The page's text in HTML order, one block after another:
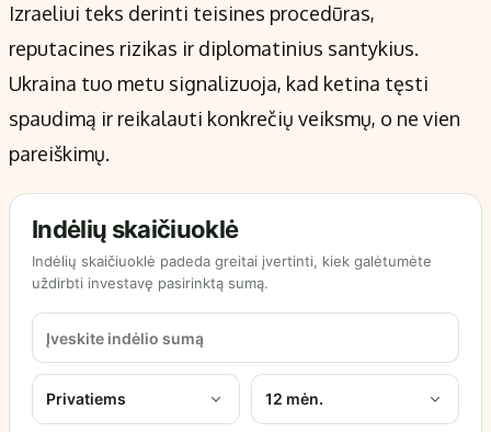
Izraeliui teks derinti teisines procedūras,
reputacines rizikas ir diplomatinius santykius.
Ukraina tuo metu signalizuoja, kad ketina tęsti
spaudimą ir reikalauti konkrečių veiksmų, o ne vien
pareiškimų.